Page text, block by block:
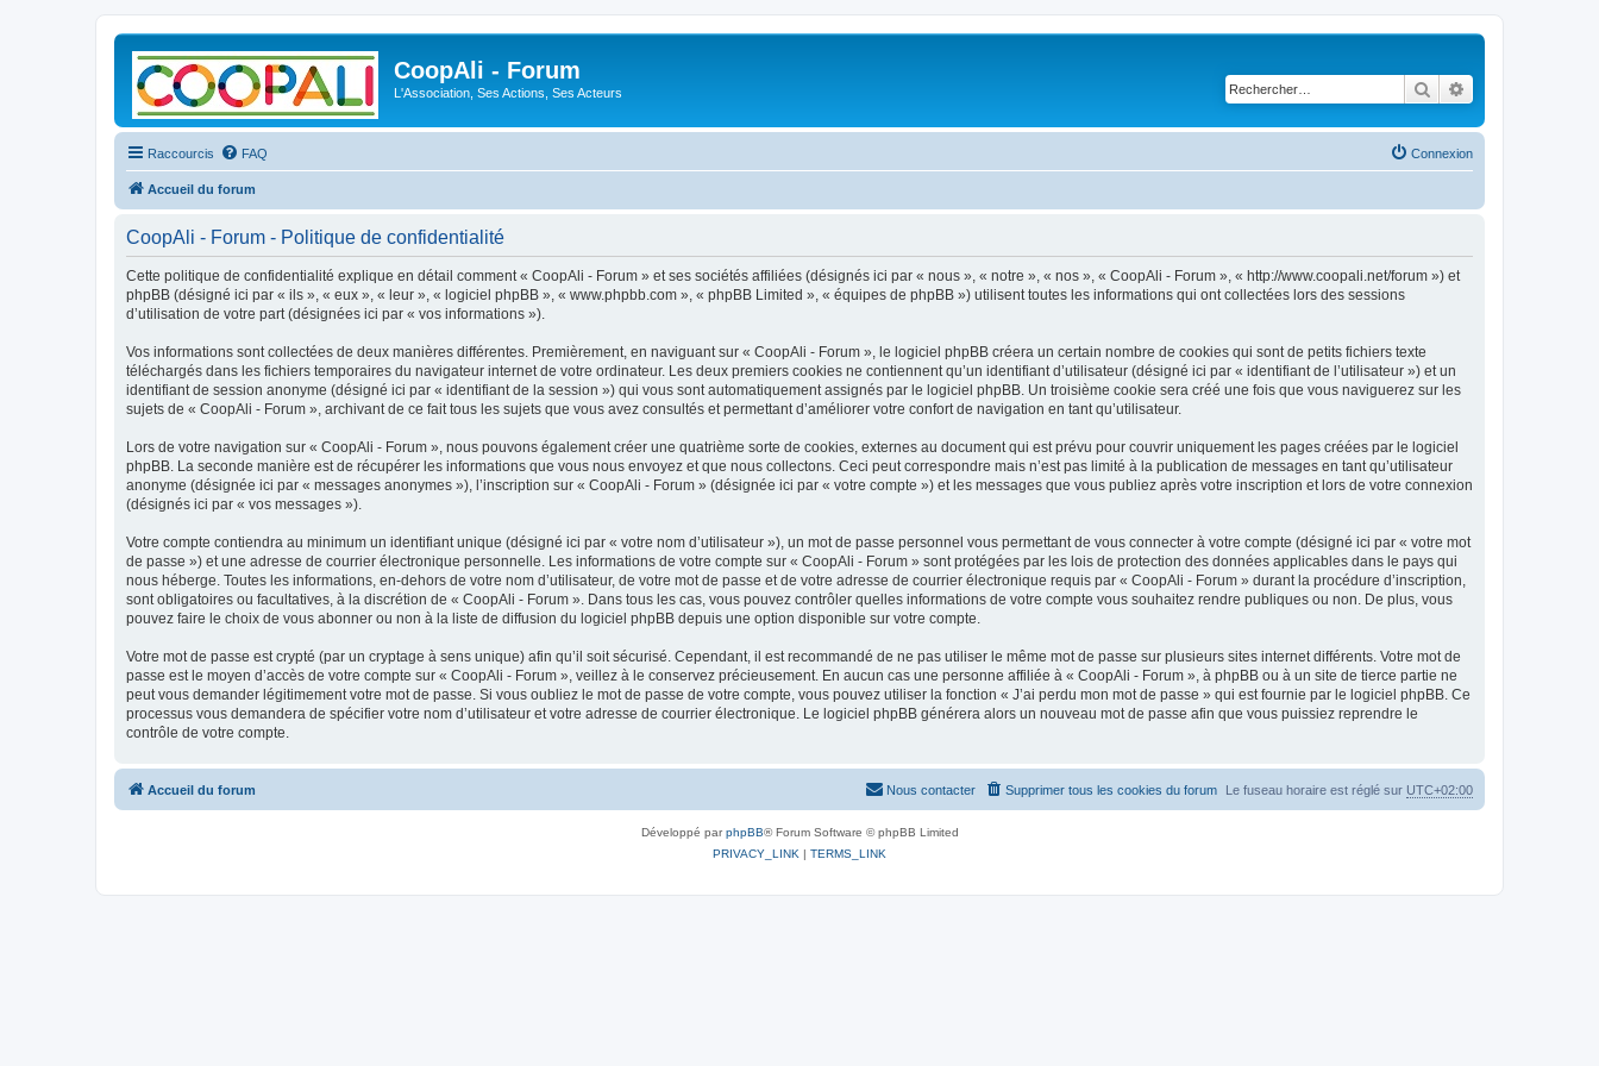
CoopAli - Forum
L'Association, Ses Actions, Ses Acteurs Rechercher
Raccourcis FAQ Connexion
Accueil du forum
CoopAli - Forum - Politique de confidentialité
Cette politique de confidentialité explique en détail comment « CoopAli - Forum » et ses sociétés affiliées (désignés ici par « nous », « notre », « nos », « CoopAli - Forum », « http://www.coopali.net/forum ») et
phpBB (désigné ici par « ils », « eux », « leur », « logiciel phpBB », « www.phpbb.com », « phpBB Limited », « équipes de phpBB ») utilisent toutes les informations qui ont collectées lors des sessions
d’utilisation de votre part (désignées ici par « vos informations »).
Vos informations sont collectées de deux manières différentes. Premièrement, en naviguant sur « CoopAli - Forum », le logiciel phpBB créera un certain nombre de cookies qui sont de petits fichiers texte
téléchargés dans les fichiers temporaires du navigateur internet de votre ordinateur. Les deux premiers cookies ne contiennent qu’un identifiant d’utilisateur (désigné ici par « identifiant de l’utilisateur ») et un
identifiant de session anonyme (désigné ici par « identifiant de la session ») qui vous sont automatiquement assignés par le logiciel phpBB. Un troisième cookie sera créé une fois que vous naviguerez sur les
sujets de « CoopAli - Forum », archivant de ce fait tous les sujets que vous avez consultés et permettant d’améliorer votre confort de navigation en tant qu’utilisateur.
Lors de votre navigation sur « CoopAli - Forum », nous pouvons également créer une quatrième sorte de cookies, externes au document qui est prévu pour couvrir uniquement les pages créées par le logiciel
phpBB. La seconde manière est de récupérer les informations que vous nous envoyez et que nous collectons. Ceci peut correspondre mais n’est pas limité à la publication de messages en tant qu’utilisateur
anonyme (désignée ici par « messages anonymes »), l’inscription sur « CoopAli - Forum » (désignée ici par « votre compte ») et les messages que vous publiez après votre inscription et lors de votre connexion
(désignés ici par « vos messages »).
Votre compte contiendra au minimum un identifiant unique (désigné ici par « votre nom d’utilisateur »), un mot de passe personnel vous permettant de vous connecter à votre compte (désigné ici par « votre mot
de passe ») et une adresse de courrier électronique personnelle. Les informations de votre compte sur « CoopAli - Forum » sont protégées par les lois de protection des données applicables dans le pays qui
nous héberge. Toutes les informations, en-dehors de votre nom d’utilisateur, de votre mot de passe et de votre adresse de courrier électronique requis par « CoopAli - Forum » durant la procédure d’inscription,
sont obligatoires ou facultatives, à la discrétion de « CoopAli - Forum ». Dans tous les cas, vous pouvez contrôler quelles informations de votre compte vous souhaitez rendre publiques ou non. De plus, vous
pouvez faire le choix de vous abonner ou non à la liste de diffusion du logiciel phpBB depuis une option disponible sur votre compte.
Votre mot de passe est crypté (par un cryptage à sens unique) afin qu’il soit sécurisé. Cependant, il est recommandé de ne pas utiliser le même mot de passe sur plusieurs sites internet différents. Votre mot de
passe est le moyen d’accès de votre compte sur « CoopAli - Forum », veillez à le conservez précieusement. En aucun cas une personne affiliée à « CoopAli - Forum », à phpBB ou à un site de tierce partie ne
peut vous demander légitimement votre mot de passe. Si vous oubliez le mot de passe de votre compte, vous pouvez utiliser la fonction « J’ai perdu mon mot de passe » qui est fournie par le logiciel phpBB. Ce
processus vous demandera de spécifier votre nom d’utilisateur et votre adresse de courrier électronique. Le logiciel phpBB générera alors un nouveau mot de passe afin que vous puissiez reprendre le
contrôle de votre compte.
Accueil du forum Le fuseau horaire est réglé sur UTC+02:00
Supprimer tous les cookies du forum
Nous contacter
Développé parphpBB® Forum Software © phpBB Limited
PRIVACY_LINK | TERMS_LINK